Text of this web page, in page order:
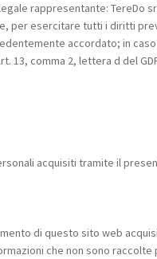
rappresentante: TereDo
per esercitare tutti i diritti
accordato; in
13, comma 2, lettera d del
acquisiti tramite il
di questo sito web
che non sono